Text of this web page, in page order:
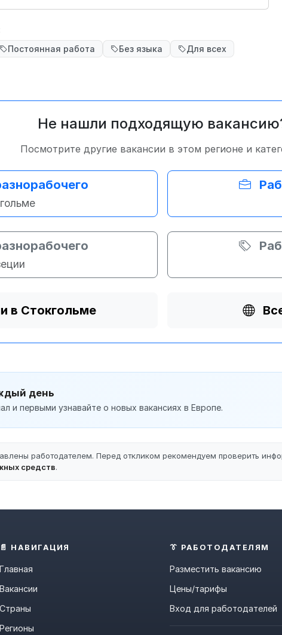
Постоянная работа Без языка Для всех
Не нашли подходящую
Посмотрите другие вакансии в этом регионе и
в Стокгольме
день
и первыми узнавайте о новых вакансиях в Европе.
работодателем. Перед откликом рекомендуем проверить
средств.
📄 НАВИГАЦИЯ
Главная
Вакансии
Страны
Регионы
👔 РАБОТОДАТЕЛЯМ
Разместить вакансию
Цены/тарифы
Вход для работодателей